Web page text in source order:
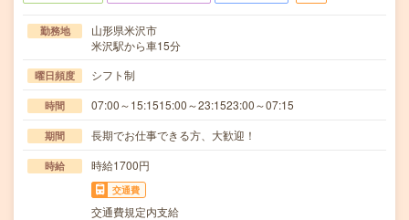
勤務地
山形県米沢市
米沢駅から車15分
曜日頻度 シフト制
時間 07:00～15:1515:00～23:1523:00～07:15
期間 長期でお仕事できる方、大歓迎！
時給 時給1700円
交通費
交通費規定内支給